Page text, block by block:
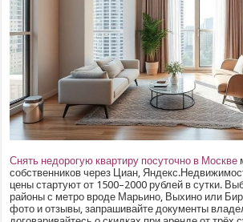
Снять недорогую квартиру посуточно в Москве
собственников через Циан,
цены стартуют от 1500–2000 рублей в сутки.
районы с метро вроде Марьино, Выхино или
фото и отзывы, запрашивайте документы